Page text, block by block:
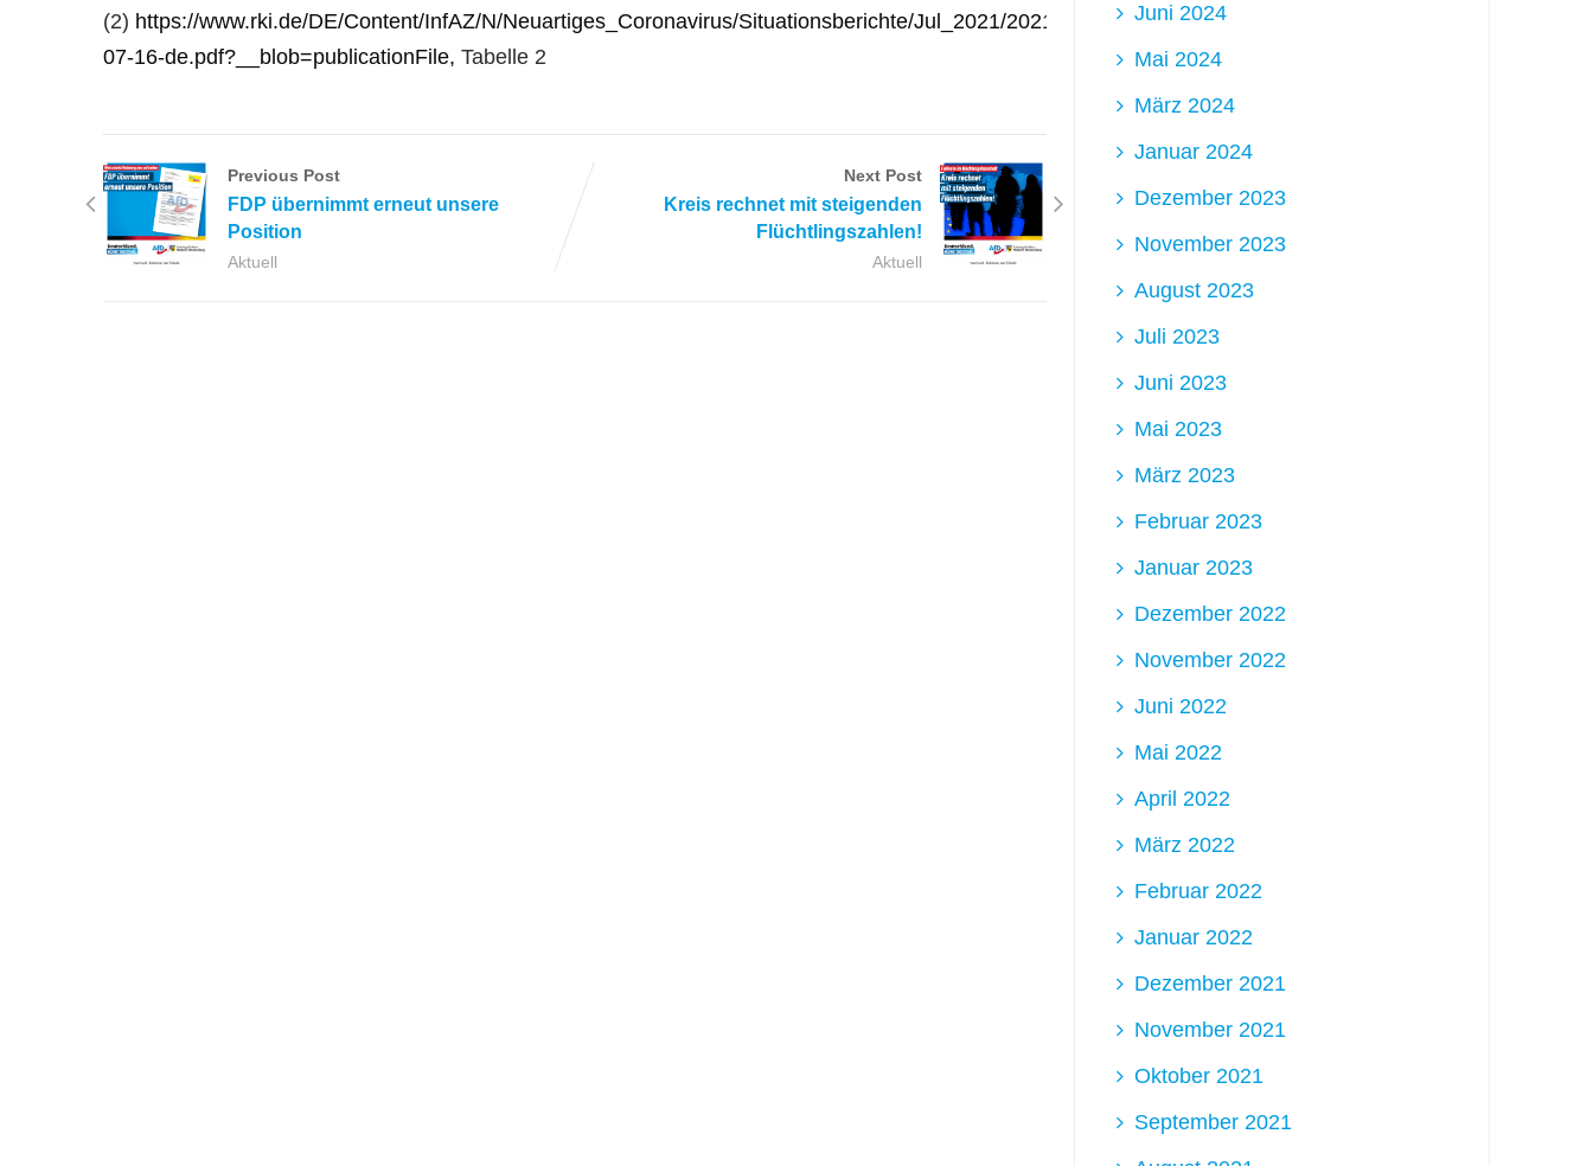
(2) https://www.rki.de/DE/Content/InfAZ/N/Neuartiges_Coronavirus/Situationsberichte/Jul_2021/2021-
07-16-de.pdf?__blob=publicationFile, Tabelle 2
Previous Post
FDP übernimmt erneut unsere
Position
Aktuell
Next Post
Kreis rechnet mit steigenden
Flüchtlingszahlen!
Aktuell
Juni 2024
Mai 2024
März 2024
Januar 2024
Dezember 2023
November 2023
August 2023
Juli 2023
Juni 2023
Mai 2023
März 2023
Februar 2023
Januar 2023
Dezember 2022
November 2022
Juni 2022
Mai 2022
April 2022
März 2022
Februar 2022
Januar 2022
Dezember 2021
November 2021
Oktober 2021
September 2021